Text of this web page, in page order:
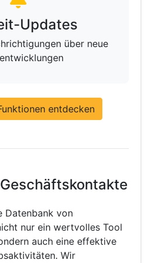
Updates
über neue
entdecken
Datenbank von
nur ein wertvolles Tool
auch eine effektive
Wir